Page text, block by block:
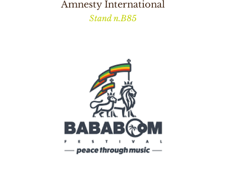
Amnesty International
Stand n.B85